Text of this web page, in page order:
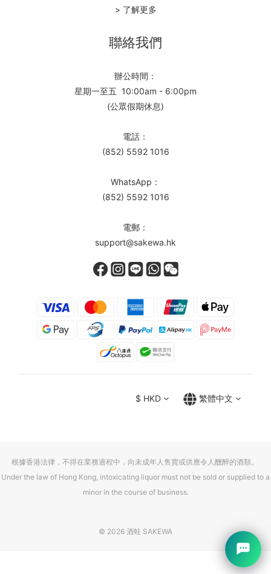
> 了解更多
聯絡我們
辦公時間：
星期一至五 10:00am - 6:00pm
(公眾假期休息)
電話：
(852) 5592 1016
WhatsApp：
(852) 5592 1016
電郵：
support@sakewa.hk
$ HKD 繁體中文
根據香港法律，不得在業務過程中，向未成年人售賣或供應令人醺醉的酒類。
Under the law of Hong Kong, intoxicating liquor must not be sold or supplied to a
minor in the course of business.
© 2026 酒蛙 SAKEWA